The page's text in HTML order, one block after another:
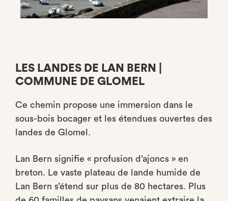
LES LANDES DE LAN BERN |
COMMUNE DE GLOMEL
Ce chemin propose une immersion dans le
sous-bois bocager et les étendues ouvertes des
landes de Glomel.
Lan Bern signifie « profusion d’ajoncs » en
breton. Le vaste plateau de lande humide de
Lan Bern s’étend sur plus de 80 hectares. Plus